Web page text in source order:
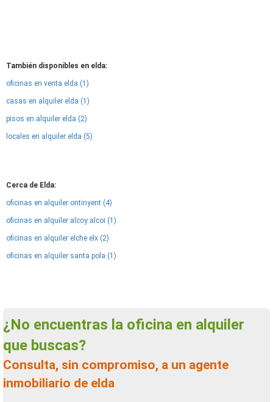
También disponibles en elda:
oficinas en venta elda (1)
casas en alquiler elda (1)
pisos en alquiler elda (2)
locales en alquiler elda (5)
Cerca de Elda:
oficinas en alquiler ontinyent (4)
oficinas en alquiler alcoy alcoi (1)
oficinas en alquiler elche elx (2)
oficinas en alquiler santa pola (1)
¿No encuentras la oficina en alquiler
que buscas?
Consulta, sin compromiso, a un agente
inmobiliario de elda